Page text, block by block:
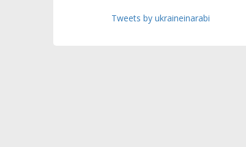
Tweets by ukraineinarabi